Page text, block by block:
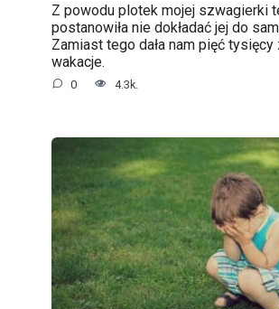
Z powodu plotek mojej szwagierki
postanowiła nie dokładać jej do
Zamiast tego dała nam pięć tysięcy
wakacje.
0 4.3k.